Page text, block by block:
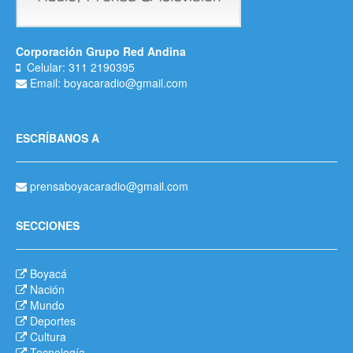
Corporación Grupo Red Andina
Celular: 311 2190395
Email: boyacaradio@gmail.com
ESCRÍBANOS A
prensaboyacaradio@gmail.com
SECCIONES
Boyacá
Nación
Mundo
Deportes
Cultura